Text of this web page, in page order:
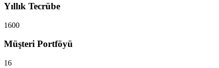
Yıllık Tecrübe
1600
Müşteri Portföyü
16